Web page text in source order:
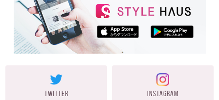
TWITTER INSTAGRAM